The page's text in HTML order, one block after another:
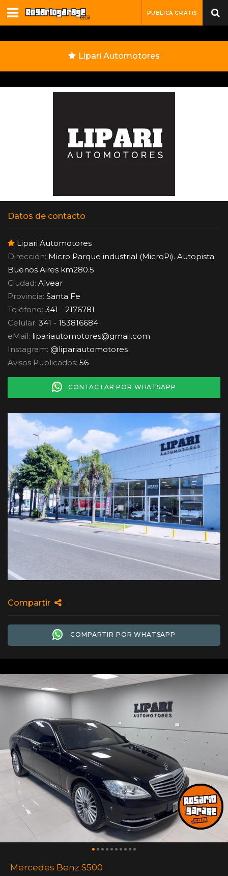
PUBLICÁ GRATIS
Lipari Automotores
Datos de contacto
Lipari Automotores
Dirección: Micro Parque industrial (MicroPi). Autopista
Buenos Aires km280.5
Ciudad: Alvear
Provincia: Santa Fe
Teléfono: 341 - 2176781
Celular: 341 - 153816684
eMail: lipariautomotores@gmail.com
Instagram: @lipariautomotores
Avisos Publicados: 56
CONTACTAR POR WHATSAPP
Compartir
COMPARTIR POR WHATSAPP
Mercedes Benz S500